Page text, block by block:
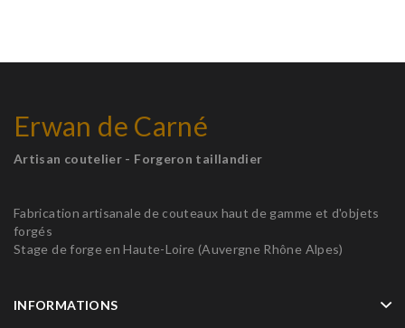
Erwan de Carné
Artisan coutelier - Forgeron taillandier
Fabrication artisanale de couteaux haut de gamme et d'objets
forgés
Stage de forge en Haute-Loire (Auvergne Rhône Alpes)
INFORMATIONS